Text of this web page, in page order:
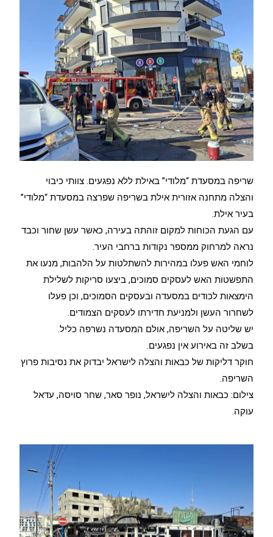
שריפה במסעדת “מלודי” באילת ללא נפגעים. צוותי כיבוי
והצלה מתחנה אזורית אילת בשריפה שפרצה במסעדת “מלודי”
בעיר אילת.
עם הגעת הכוחות למקום זוהתה בעירה, כאשר עשן שחור וכבד
נראה למרחוק ממספר נקודות ברחבי העיר.
לוחמי האש פעלו במהירות להשתלטות על הלהבות, מנעו את
התפשטות האש לעסקים סמוכים, ביצעו סריקות לשלילת
הימצאות לכודים במסעדה ובעסקים הסמוכים, וכן פעלו
לשחרור העשן ולמניעת חדירתו לעסקים הצמודים.
יש שליטה על השריפה, אולם המסעדה נשרפה כליל.
בשלב זה באירוע אין נפגעים.
חוקר דליקות של כבאות והצלה לישראל יבדוק את נסיבות פרוץ
השריפה.
צילום: כבאות והצלה לישראל, נופר סאר, שחר סויסה, עדאל
עוקה.